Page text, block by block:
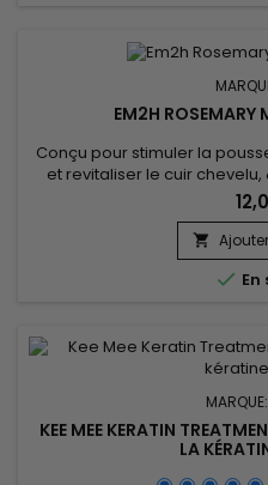
EM2H ROSEMARY
Conçu pour stimuler la
et revitaliser le cuir
Scalp Serum est un
romarin, menthe
agit directement à la
capillaires, améliorer la


MARQUE:
KEE MEE KERATIN
LA